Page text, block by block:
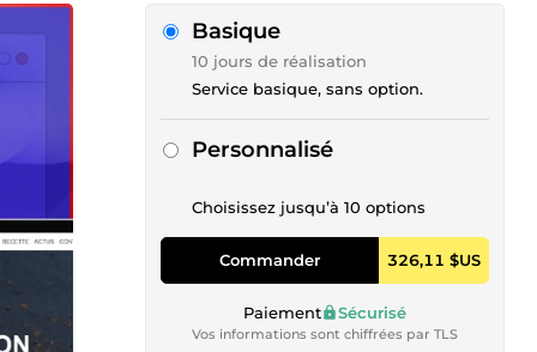
Basique
10 jours de réalisation
Service basique, sans option.
Personnalisé
Choisissez jusqu’à 10 options
Commander 326,11 $US
Paiement Sécurisé
Vos informations sont chiffrées par TLS